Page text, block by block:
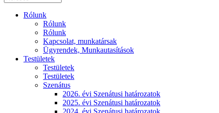
Rólunk
Rólunk
Rólunk
Kapcsolat, munkatársak
Ügyrendek, Munkautasítások
Testületek
Testületek
Testületek
Szenátus
2026. évi Szenátusi határozatok
2025. évi Szenátusi határozatok
2024. évi Szenátusi határozatok